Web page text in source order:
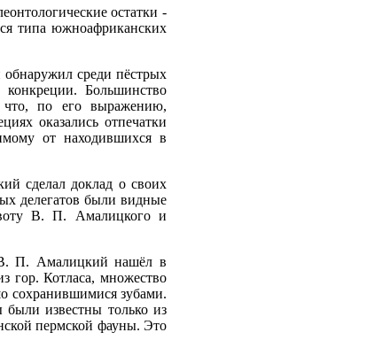
остатки -
типа южноафриканских
среди пёстрых
Большинство
по его выражению,
оказались отпечатки
от находившихся в
сделал доклад о своих
делегатов были видные
В. П. Амалицкого и
В. П. Амалицкий нашёл в
гор. Котласа, множество
сохранившимися зубами.
известны только из
пермской фауны. Это